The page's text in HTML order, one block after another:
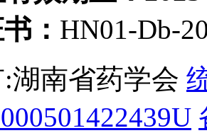
： HN01-Db-
湖南省药学会